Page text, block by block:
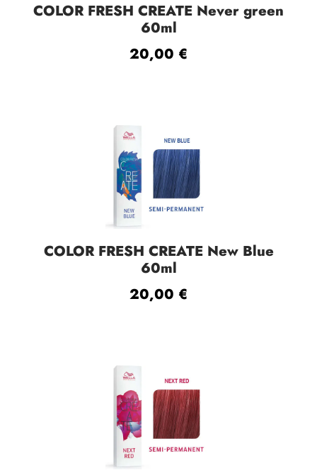
COLOR FRESH CREATE Never green
60ml
20,00 €
COLOR FRESH CREATE New Blue
60ml
20,00 €